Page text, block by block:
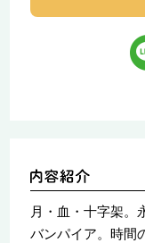
月・血・十字架。
バンパイア。時間